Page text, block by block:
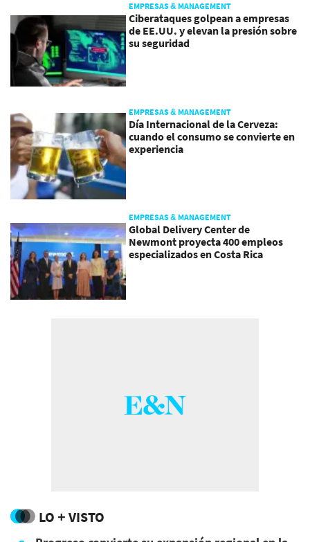
EMPRESAS & MANAGEMENT
Ciberataques golpean a empresas
de EE.UU. y elevan la presión sobre
su seguridad
EMPRESAS & MANAGEMENT
Día Internacional de la Cerveza:
cuando el consumo se convierte en
experiencia
EMPRESAS & MANAGEMENT
Global Delivery Center de
Newmont proyecta 400 empleos
especializados en Costa Rica
LO + VISTO